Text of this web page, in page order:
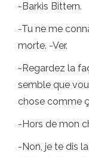
-Barkis Bittern.
-Tu ne me
morte. -Ver.
-Regardez la
semble que
chose comme
-Hors de mon
-Non, je te dis